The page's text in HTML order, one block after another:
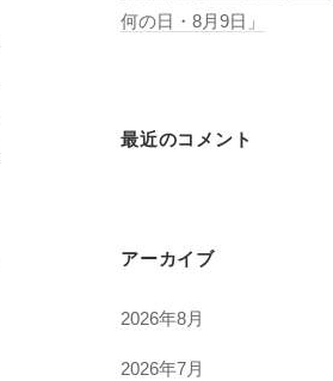
何の日・8月9日」
最近のコメント
アーカイブ
2026年8月
2026年7月